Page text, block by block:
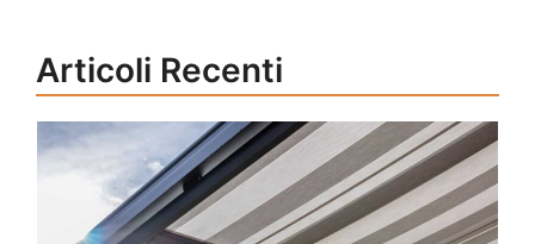
Articoli Recenti